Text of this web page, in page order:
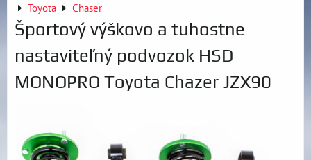
Toyota
Chaser
Športový výškovo a tuhostne
nastaviteľný podvozok HSD
MONOPRO Toyota Chazer JZX90